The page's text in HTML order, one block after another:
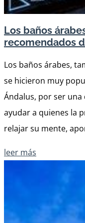
Los baños
recomendados
Los baños árabes,
se hicieron muy
Ándalus, por ser
ayudar a quienes la
relajar su mente,
leer más